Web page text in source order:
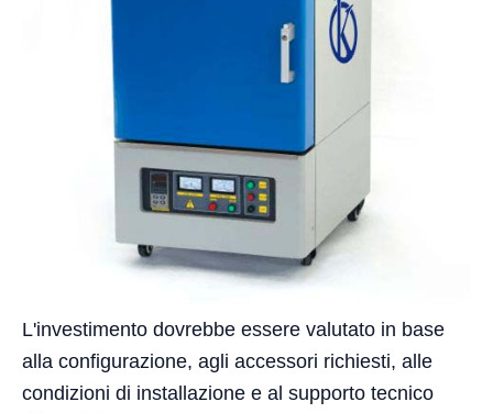
L'investimento dovrebbe essere valutato in base
alla configurazione, agli accessori richiesti, alle
condizioni di installazione e al supporto tecnico